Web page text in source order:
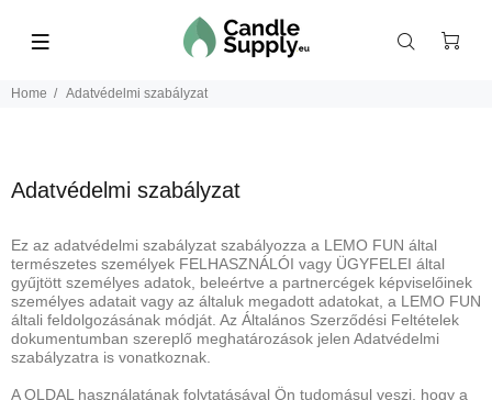
Home Adatvédelmi szabályzat
Adatvédelmi szabályzat
Ez az adatvédelmi szabályzat szabályozza a LEMO FUN által
természetes személyek FELHASZNÁLÓI vagy ÜGYFELEI által
gyűjtött személyes adatok, beleértve a partnercégek képviselőinek
személyes adatait vagy az általuk megadott adatokat, a LEMO FUN
általi feldolgozásának módját. Az Általános Szerződési Feltételek
dokumentumban szereplő meghatározások jelen Adatvédelmi
szabályzatra is vonatkoznak.
A OLDAL használatának folytatásával Ön tudomásul veszi, hogy a